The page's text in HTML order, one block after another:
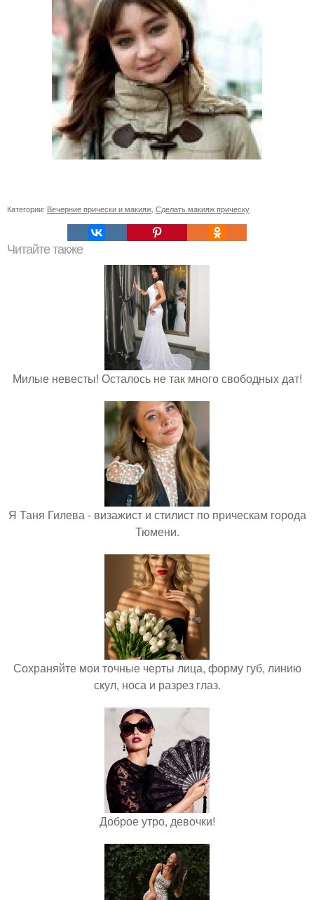
Категории: Вечерние прически и макияж Сделать макияж прическу
Читайте также
Милые невесты! Осталось не так много свободных дат!
Я Таня Гилева - визажист и стилист по прическам города
Тюмени.
Сохраняйте мои точные черты лица, форму губ, линию
скул, носа и разрез глаз.
Доброе утро, девочки!